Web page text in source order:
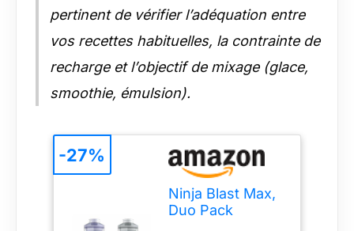
H : 30 cm x L : 9 cm x
P : 11,5 cm. Poids : 1,3
kg. Couleur :
Lavande/Argent
pertinent de vérifier l’adéquation entre
vos recettes habituelles, la contrainte de
recharge et l’objectif de mixage (glace,
smoothie, émulsion).
Ninja Blast Max,
Duo Pack
-27%